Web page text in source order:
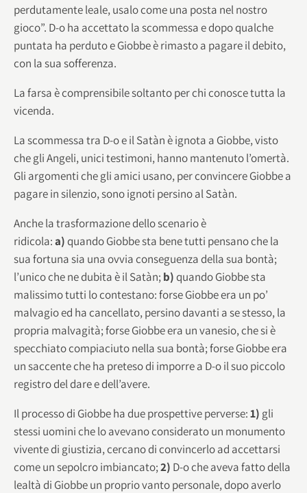
perdutamente leale, usalo come una posta nel nostro
gioco”. D-o ha accettato la scommessa e dopo qualche
puntata ha perduto e Giobbe è rimasto a pagare il debito,
con la sua sofferenza.
La farsa è comprensibile soltanto per chi conosce tutta la
vicenda.
La scommessa tra D-o e il Satàn è ignota a Giobbe, visto
che gli Angeli, unici testimoni, hanno mantenuto l’omertà.
Gli argomenti che gli amici usano, per convincere Giobbe a
pagare in silenzio, sono ignoti persino al Satàn.
Anche la trasformazione dello scenario è
ridicola:a) quando Giobbe sta bene tutti pensano che la
sua fortuna sia una ovvia conseguenza della sua bontà;
l’unico che ne dubita è il Satàn;b) quando Giobbe sta
malissimo tutti lo contestano: forse Giobbe era un po’
malvagio ed ha cancellato, persino davanti a se stesso, la
propria malvagità; forse Giobbe era un vanesio, che si è
specchiato compiaciuto nella sua bontà; forse Giobbe era
un saccente che ha preteso di imporre a D-o il suo piccolo
registro del dare e dell’avere.
Il processo di Giobbe ha due prospettive perverse:1) gli
stessi uomini che lo avevano considerato un monumento
vivente di giustizia, cercano di convincerlo ad accettarsi
come un sepolcro imbiancato;2) D-o che aveva fatto della
lealtà di Giobbe un proprio vanto personale, dopo averlo